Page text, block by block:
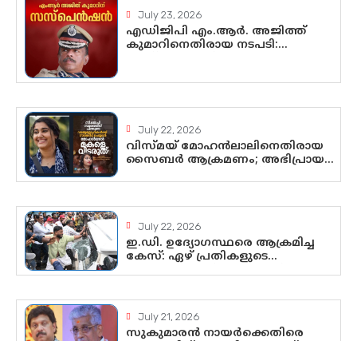
July 23, 2026
എഡിജിപി എം.ആർ. അജിത്ത്
കുമാറിനെതിരായ നടപടി:
നടപടികളിലേക്കോ?
July 22, 2026
വിസ്മയ് മോഹൻലാലിനെതിരായ
സൈബർ ആക്രമണം; അഭിപ്രായ
July 22, 2026
ഇ.ഡി. ഉദ്യോഗസ്ഥരെ ആക്രമിച്ച
കേസ്: ഏഴ് പ്രതികളുടെ
അനുമതി
July 21, 2026
സുകുമാരൻ നായർക്കെതിരെ